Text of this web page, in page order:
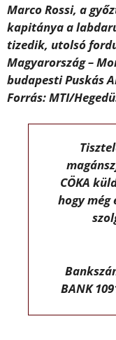
Marco Rossi, a
kapitánya a
tizedik, utolsó
Magyarország –
budapesti Puskás
Forrás: MTI/
CÖKA
hogy még
BANK